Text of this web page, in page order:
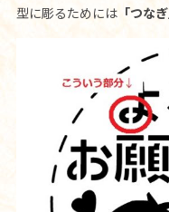
型に彫るためには「つなぎ